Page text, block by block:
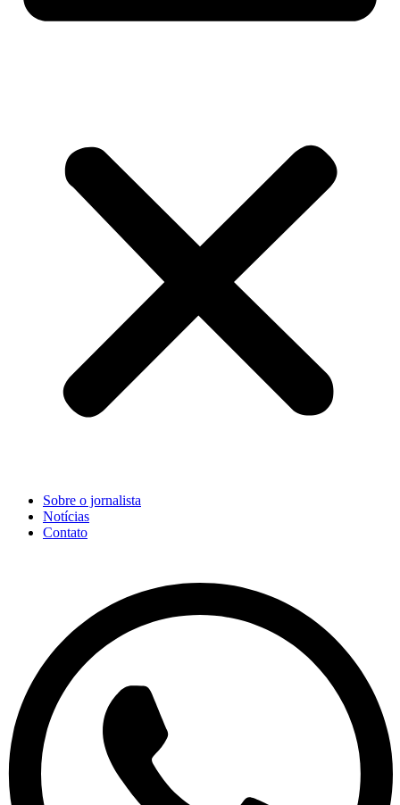
Sobre o jornalista
Notícias
Contato